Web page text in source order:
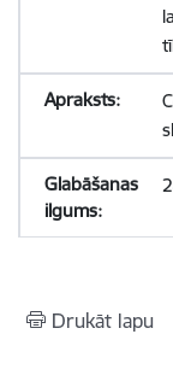
Drukāt lapu